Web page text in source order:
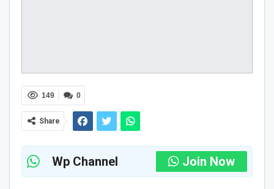
0
149
Share
Wp Channel Join Now